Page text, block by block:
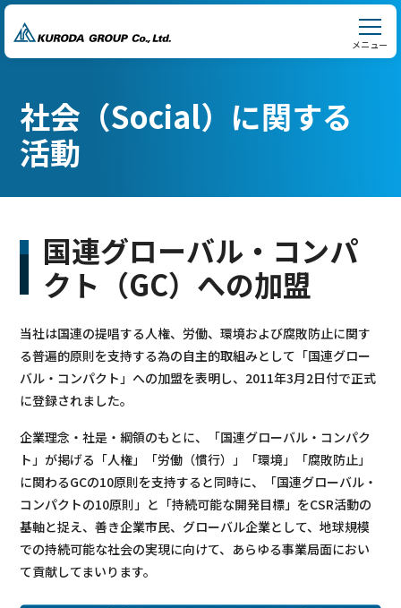
メニュー
社会（Social）に関する
活動
国連グローバル・コンパ
クト（GC）への加盟
当社は国連の提唱する人権、労働、環境および腐敗防止に関す
る普遍的原則を支持する為の自主的取組みとして「国連グロー
バル・コンパクト」への加盟を表明し、2011年3月2日付で正式
に登録されました。
企業理念・社是・綱領のもとに、「国連グローバル・コンパク
ト」が掲げる「人権」「労働（慣行）」「環境」「腐敗防止」
に関わるGCの10原則を支持すると同時に、「国連グローバル・
コンパクトの10原則」と「持続可能な開発目標」をCSR活動の
基軸と捉え、善き企業市民、グローバル企業として、地球規模
での持続可能な社会の実現に向けて、あらゆる事業局面におい
て貢献してまいります。